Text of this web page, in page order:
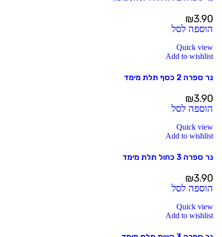
₪3.90
הוספה לסל
Quick view
Add to wishlist
נר ספרה 2 כסף תלת מימד
₪3.90
הוספה לסל
Quick view
Add to wishlist
נר ספרה 3 כחול תלת מימד
₪3.90
הוספה לסל
Quick view
Add to wishlist